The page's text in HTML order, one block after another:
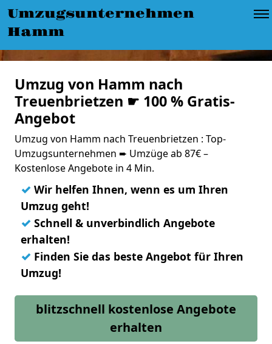
Umzugsunternehmen
Hamm
Umzug von Hamm nach
Treuenbrietzen ☛ 100 % Gratis-
Angebot
Umzug von Hamm nach Treuenbrietzen : Top-
Umzugsunternehmen ➨ Umzüge ab 87€ –
Kostenlose Angebote in 4 Min.
✓ Wir helfen Ihnen, wenn es um Ihren
Umzug geht!
✓ Schnell & unverbindlich Angebote
erhalten!
✓ Finden Sie das beste Angebot für Ihren
Umzug!
blitzschnell kostenlose Angebote
erhalten